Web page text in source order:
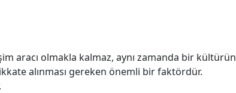
aracı olmakla kalmaz, aynı zamanda bir kültürün
alınması gereken önemli bir faktördür.